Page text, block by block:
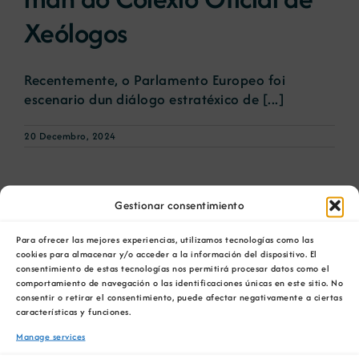
Gestionar consentimiento
Para ofrecer las mejores experiencias, utilizamos tecnologías como las
cookies para almacenar y/o acceder a la información del dispositivo. El
consentimiento de estas tecnologías nos permitirá procesar datos como el
comportamiento de navegación o las identificaciones únicas en este sitio. No
consentir o retirar el consentimiento, puede afectar negativamente a ciertas
características y funciones.
Manage services
Xeólogos
Recentemente, o Parlamento Europeo foi
escenario dun diálogo estratéxico de [...]
20 Decembro, 2024